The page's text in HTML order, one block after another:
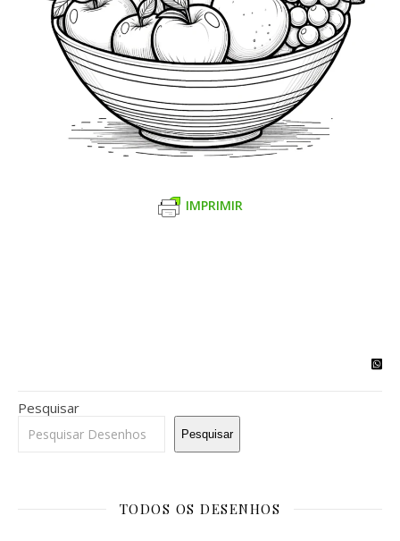
IMPRIMIR
Pesquisar
Pesquisar
TODOS OS DESENHOS